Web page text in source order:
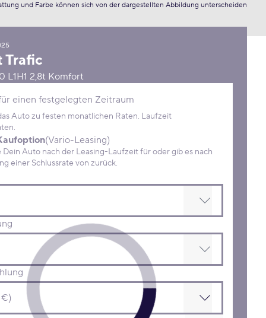
und Farbe können sich von der dargestellten Abbildung unterscheiden
Trafic
L1H1 2,8t Komfort
einen festgelegten Zeitraum
Auto zu festen monatlichen Raten. Laufzeit
(Vario-Leasing)
Auto nach der Leasing-Laufzeit für oder gib es nach
Zahlung einer Schlussrate von zurück.